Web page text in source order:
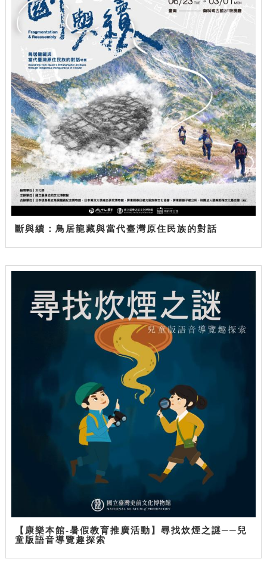
斷與續：鳥居龍藏與當代臺灣原住民族的對話
【康樂本館-暑假教育推廣活動】尋找炊煙之謎──兒
童版語音導覽趣探索